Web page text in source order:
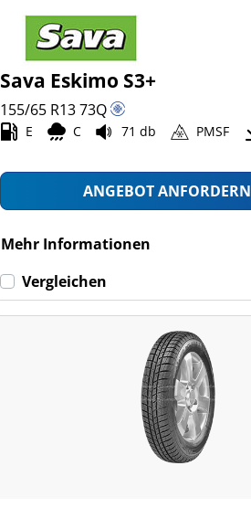
Sava Eskimo S3+
155/65 R1373Q
E C 71 db PMSF
ANGEBOT ANFORDERN
Mehr Informationen
Vergleichen